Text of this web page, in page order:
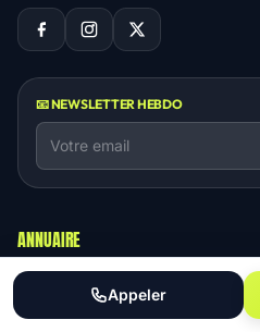
Appeler
📧 NEWSLETTER HEBDO
ANNUAIRE
Tous les coachs